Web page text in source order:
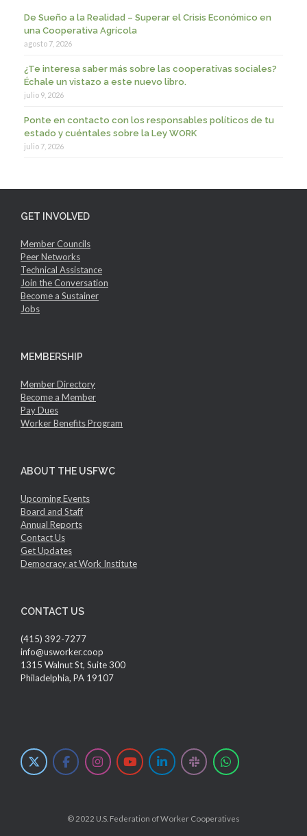
De Sueño a la Realidad – Superar el Crisis Económico en
una Cooperativa Agrícola
agosto 7, 2026
¿Te interesa saber más sobre las cooperativas sociales?
Échale un vistazo a este nuevo libro.
julio 9, 2026
Ponte en contacto con los responsables políticos de tu
estado y cuéntales sobre la Ley WORK
julio 7, 2026
GET INVOLVED
Member Councils
Peer Networks
Technical Assistance
Join the Conversation
Become a Sustainer
Jobs
MEMBERSHIP
Member Directory
Become a Member
Pay Dues
Worker Benefits Program
ABOUT THE USFWC
Upcoming Events
Board and Staff
Annual Reports
Contact Us
Get Updates
Democracy at Work Institute
CONTACT US
(415) 392-7277
info@usworker.coop
1315 Walnut St, Suite 300
Philadelphia, PA 19107
© 2022 U.S. Federation of Worker Cooperatives